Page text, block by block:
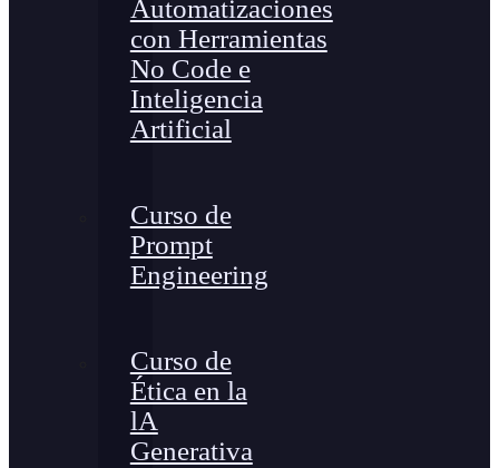
Automatizaciones
con Herramientas
No Code e
Inteligencia
Artificial
Curso de
Prompt
Engineering
Curso de
Ética en la
lA
Generativa